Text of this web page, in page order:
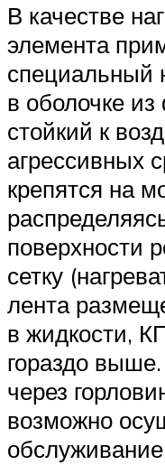
В качестве
элемента
специальный
в оболочке
стойкий к
агрессивных
крепятся на
поверхности
сетку
лента
в жидкости,
гораздо
через
возможно